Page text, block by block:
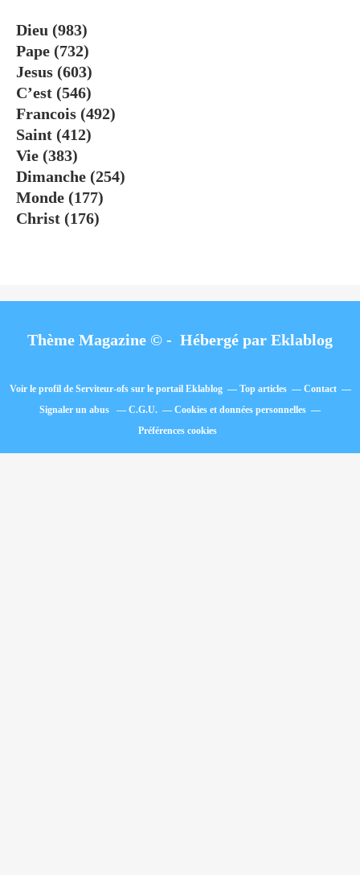
Dieu (983)
Pape (732)
Jesus (603)
C’est (546)
Francois (492)
Saint (412)
Vie (383)
Dimanche (254)
Monde (177)
Christ (176)
Thème Magazine © - Hébergé par Eklablog
Voir le profil de Serviteur-ofssur le portail Eklablog Top articles
Contact
Signaler un abus
C.G.U.
Cookies et données personnelles
Préférences cookies